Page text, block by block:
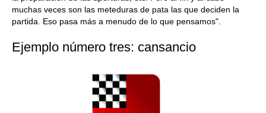
muchas veces son las meteduras de pata las que deciden la
partida. Eso pasa más a menudo de lo que pensamos".
Ejemplo número tres: cansancio